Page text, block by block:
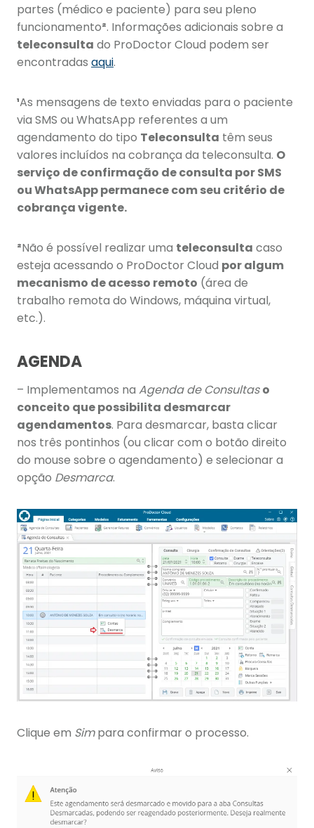
partes (médico e paciente) para seu pleno
funcionamento². Informações adicionais sobre a
teleconsulta do ProDoctor Cloud podem ser
encontradas aqui.
¹As mensagens de texto enviadas para o paciente
via SMS ou WhatsApp referentes a um
agendamento do tipo Teleconsulta têm seus
valores incluídos na cobrança da teleconsulta. O
serviço de confirmação de consulta por SMS
ou WhatsApp permanece com seu critério de
cobrança vigente.
²Não é possível realizar uma teleconsulta caso
esteja acessando o ProDoctor Cloud por algum
mecanismo de acesso remoto (área de
trabalho remota do Windows, máquina virtual,
etc.).
AGENDA
– Implementamos na Agenda de Consultas o
conceito que possibilita desmarcar
agendamentos. Para desmarcar, basta clicar
nos três pontinhos (ou clicar com o botão direito
do mouse sobre o agendamento) e selecionar a
opção Desmarca.
Clique em Simpara confirmar o processo.